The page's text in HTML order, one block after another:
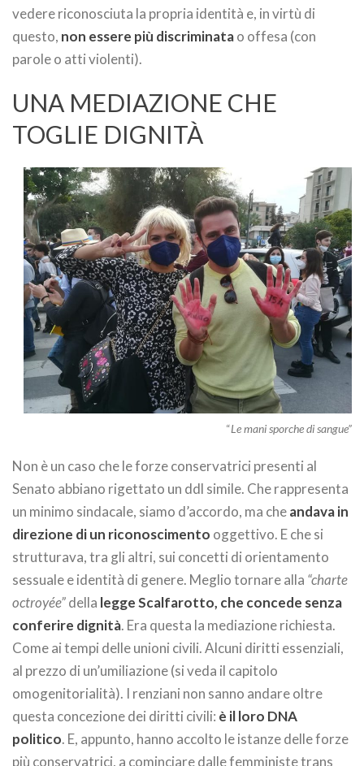
vedere riconosciuta la propria identità e, in virtù di
questo, non essere più discriminatao offesa (con
parole o atti violenti).
UNA MEDIAZIONE CHE
TOGLIE DIGNITÀ
“Le mani sporche di sangue”
Non è un caso che le forze conservatrici presenti al
Senato abbiano rigettato un ddl simile. Che rappresenta
un minimo sindacale, siamo d’accordo, ma cheandava in
direzione di un riconoscimento oggettivo. E che si
strutturava, tra gli altri, sui concetti di orientamento
sessuale e identità di genere. Meglio tornare alla “charte
octroyée”della legge Scalfarotto, che concede senza
conferire dignità. Era questa la mediazione richiesta.
Come ai tempi delle unioni civili. Alcuni diritti essenziali,
al prezzo di un’umiliazione (si veda il capitolo
omogenitorialità). I renziani non sanno andare oltre
questa concezione dei diritti civili: è il loro DNA
politico. E, appunto, hanno accolto le istanze delle forze
più conservatrici, a cominciare dalle femministe trans